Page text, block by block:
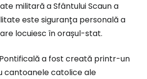
militară a Sfântului Scaun a
este siguranța personală a
locuiesc în orașul-stat.
a fost creată printr-un
cantoanele catolice ale